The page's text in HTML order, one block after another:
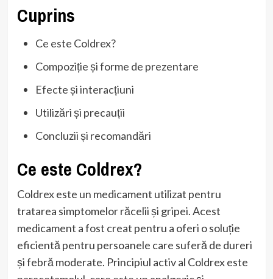
Cuprins
Ce este Coldrex?
Compoziție și forme de prezentare
Efecte și interacțiuni
Utilizări și precauții
Concluzii și recomandări
Ce este Coldrex?
Coldrex este un medicament utilizat pentru
tratarea simptomelor răcelii și gripei. Acest
medicament a fost creat pentru a oferi o soluție
eficientă pentru persoanele care suferă de dureri
și febră moderate. Principiul activ al Coldrex este